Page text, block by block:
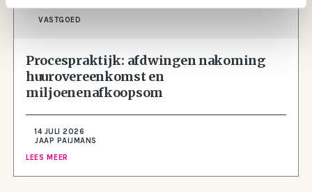
VASTGOED
Procespraktijk: afdwingen nakoming
huurovereenkomst en
miljoenenafkoopsom
14 JULI 2026
JAAP PAIJMANS
LEES MEER